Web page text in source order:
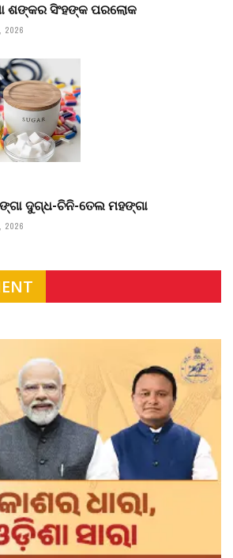
ଶଙ୍କର ସିଂହଙ୍କ ପରଲୋକ
2026
ଦୁଗ୍ଧ-ଚିନି-ତେଲ ମହଙ୍ଗା
2026